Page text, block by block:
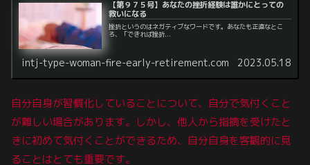
【第９７５号】あなたの挫折経験は誰かにとっての
救いになる
挫折というのはネガティブなワードです。あなたも正直なとこ
ろ、「できれば挫折...
intj-type-woman-fire-early-retirement.com 2023.05.18
自分自身が習慣化していることについて、自分で気付くこと
が難しい場合があります。しかし、他人から指摘を受けたと
きに初めて気付くことができるため、自分自身を客観的に見
ることはとても重要です。